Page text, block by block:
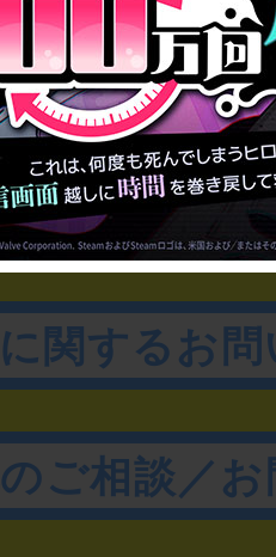
チケット
／法人の方
ゲーム制作
関するお
ご相談／